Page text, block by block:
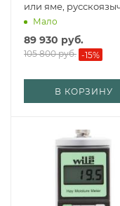
или яме,
версия — купить с
доставкой по России
Мало
89 930 руб.
105 800руб. -15%
В КОРЗИНУ